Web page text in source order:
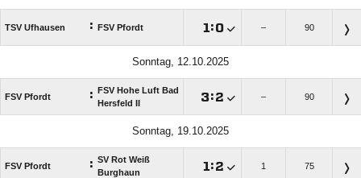
TSV Ufhausen : FSV Pfordt  : – 90
Sonntag, 12.10.2025
FSV Pfordt : FSV Hohe Luft Bad
Hersfeld II
: – 90
Sonntag, 19.10.2025
FSV Pfordt : SV Rot Weiß
Burghaun
 : 1 75